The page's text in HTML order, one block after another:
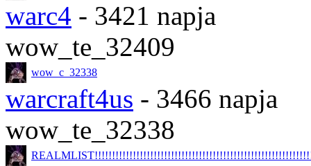
warc4 - 3421 napja
wow_te_32409
wow_c_32338
warcraft4us - 3466 napja
wow_te_32338